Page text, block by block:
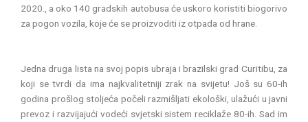
2020., a oko 140 gradskih autobusa će uskoro koristiti biogorivo
za pogon vozila, koje će se proizvoditi iz otpada od hrane.
Jedna druga lista na svoj popis ubraja i brazilski grad Curitibu, za
koji se tvrdi da ima najkvalitetniji zrak na svijetu! Još su 60-ih
godina prošlog stoljeća počeli razmišljati ekološki, ulažući u javni
prevoz i razvijajući vodeći svjetski sistem reciklaže 80-ih. Sad im